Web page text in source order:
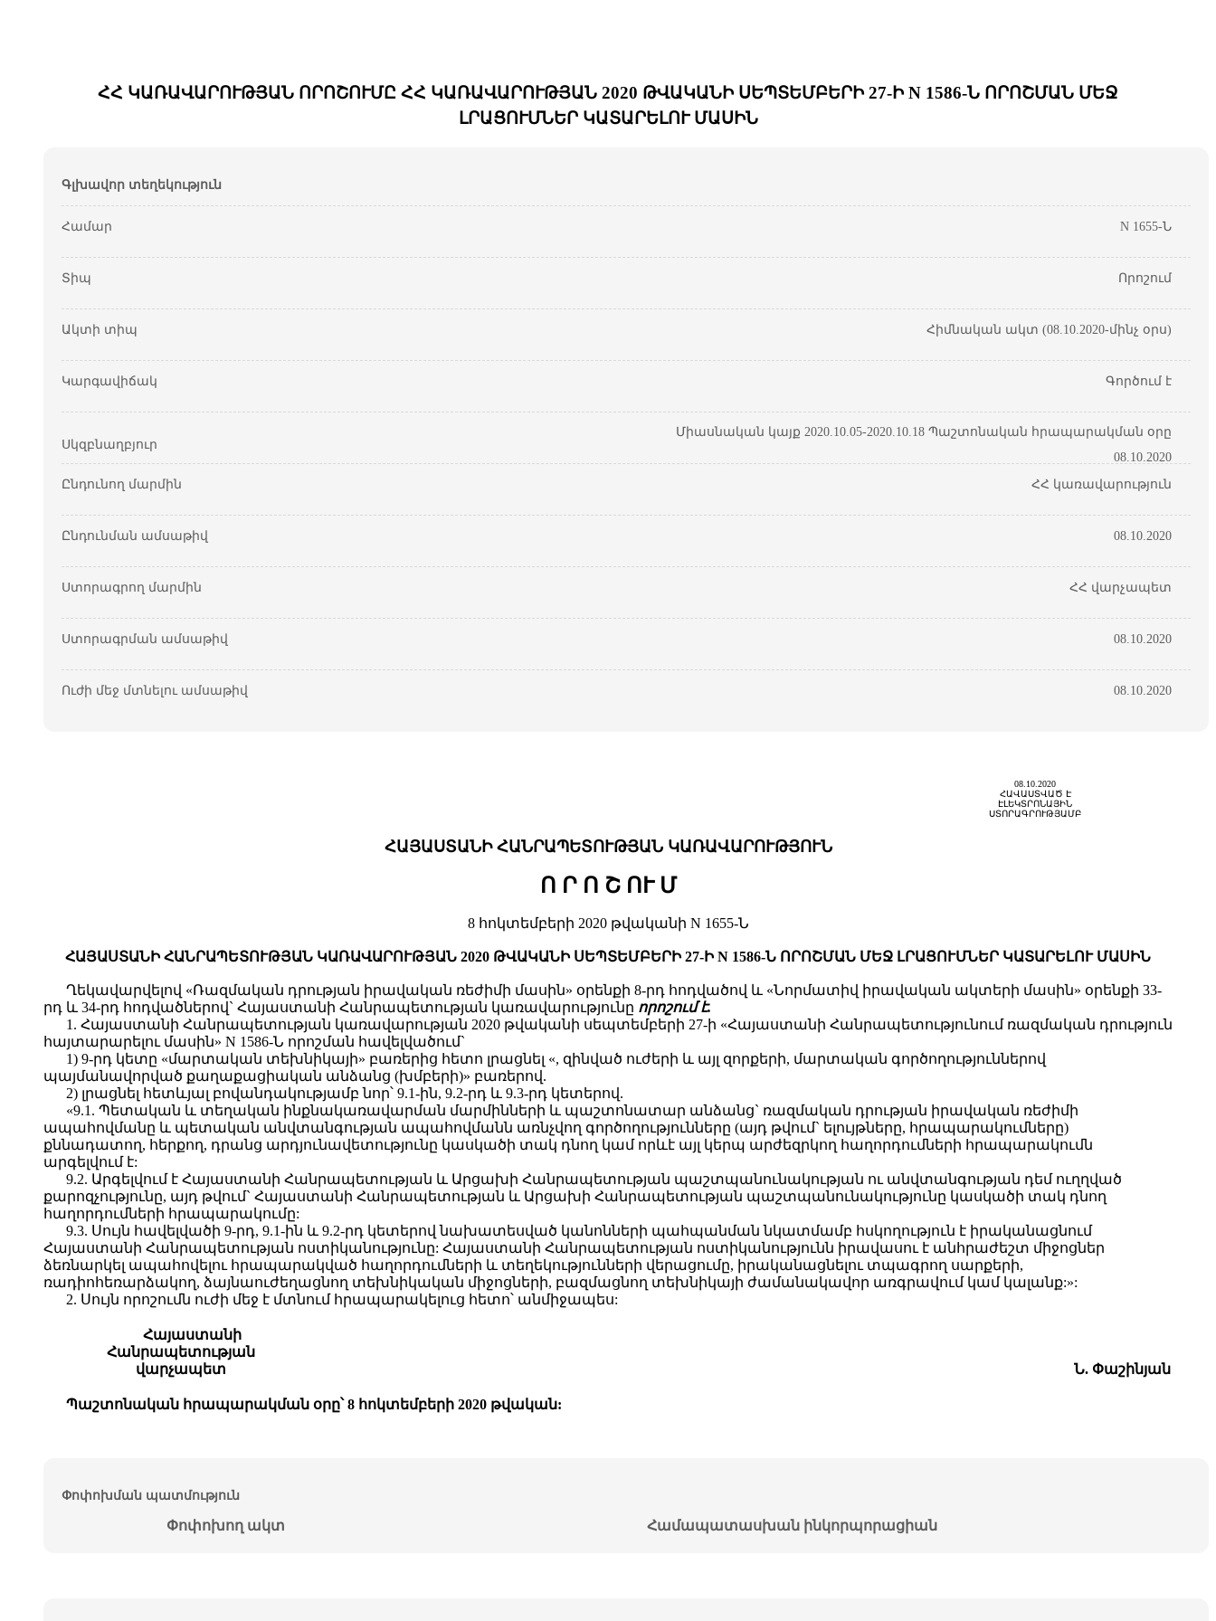
ՀՀ ԿԱՌԱՎԱՐՈՒԹՅԱՆ ՈՐՈՇՈՒՄԸ ՀՀ ԿԱՌԱՎԱՐՈՒԹՅԱՆ 2020 ԹՎԱԿԱՆԻ ՍԵՊՏԵՄԲԵՐԻ 27-Ի N 1586-Ն ՈՐՈՇՄԱՆ ՄԵՋ
ԼՐԱՑՈՒՄՆԵՐ ԿԱՏԱՐԵԼՈՒ ՄԱՍԻՆ
Գլխավոր տեղեկություն
Համար N 1655-Ն
Տիպ Որոշում
Ակտի տիպ Հիմնական ակտ (08.10.2020-մինչ օրս)
Կարգավիճակ Գործում է
Սկզբնաղբյուր
Միասնական կայք 2020.10.05-2020.10.18 Պաշտոնական հրապարակման օրը
08.10.2020
Ընդունող մարմին
ՀՀ կառավարություն
Ընդունման ամսաթիվ 08.10.2020
Ստորագրող մարմին ՀՀ վարչապետ
Ստորագրման ամսաթիվ 08.10.2020
Ուժի մեջ մտնելու ամսաթիվ 08.10.2020
08.10.2020
ՀԱՎԱՍՏՎԱԾ Է
ԷԼԵԿՏՐՈՆԱՅԻՆ
ՍՏՈՐԱԳՐՈՒԹՅԱՄԲ
ՀԱՅԱՍՏԱՆԻՀԱՆՐԱՊԵՏՈՒԹՅԱՆ ԿԱՌԱՎԱՐՈՒԹՅՈՒՆ
Ո Ր Ո Շ ՈՒ Մ
8 հոկտեմբերի 2020 թվականի N 1655-Ն
ՀԱՅԱՍՏԱՆԻ ՀԱՆՐԱՊԵՏՈՒԹՅԱՆ ԿԱՌԱՎԱՐՈՒԹՅԱՆ 2020 ԹՎԱԿԱՆԻ ՍԵՊՏԵՄԲԵՐԻ 27-Ի N 1586-Ն ՈՐՈՇՄԱՆ ՄԵՋ ԼՐԱՑՈՒՄՆԵՐ ԿԱՏԱՐԵԼՈՒ ՄԱՍԻՆ
Ղեկավարվելով «Ռազմական դրության իրավական ռեժիմի մասին» օրենքի 8-րդ հոդվածով և «Նորմատիվ իրավական ակտերի մասին» օրենքի 33-
րդ և 34-րդ հոդվածներով` Հայաստանի Հանրապետության կառավարությունը որոշում է.
1. Հայաստանի Հանրապետության կառավարության 2020 թվականի սեպտեմբերի 27-ի «Հայաստանի Հանրապետությունում ռազմական դրություն
հայտարարելու մասին» N 1586-Ն որոշման հավելվածում`
1) 9-րդ կետը «մարտական տեխնիկայի» բառերից հետո լրացնել «, զինված ուժերի և այլ զորքերի, մարտական գործողություններով
պայմանավորված քաղաքացիական անձանց (խմբերի)» բառերով.
2) լրացնել հետևյալ բովանդակությամբ նոր՝ 9.1-ին, 9.2-րդ և 9.3-րդ կետերով.
«9.1. Պետական և տեղական ինքնակառավարման մարմինների և պաշտոնատար անձանց` ռազմական դրության իրավական ռեժիմի
ապահովմանը և պետական անվտանգության ապահովմանն առնչվող գործողությունները (այդ թվում` ելույթները, հրապարակումները)
քննադատող, հերքող, դրանց արդյունավետությունը կասկածի տակ դնող կամ որևէ այլ կերպ արժեզրկող հաղորդումների հրապարակումն
արգելվում է:
9.2. Արգելվում է Հայաստանի Հանրապետության և Արցախի Հանրապետության պաշտպանունակության ու անվտանգության դեմ ուղղված
քարոզչությունը, այդ թվում` Հայաստանի Հանրապետության և Արցախի Հանրապետության պաշտպանունակությունը կասկածի տակ դնող
հաղորդումների հրապարակումը:
9.3. Սույն հավելվածի 9-րդ, 9.1-ին և 9.2-րդ կետերով նախատեսված կանոնների պահպանման նկատմամբ հսկողություն է իրականացնում
Հայաստանի Հանրապետության ոստիկանությունը: Հայաստանի Հանրապետության ոստիկանությունն իրավասու է անհրաժեշտ միջոցներ
ձեռնարկել ապահովելու հրապարակված հաղորդումների և տեղեկությունների վերացումը, իրականացնելու տպագրող սարքերի,
ռադիոհեռարձակող, ձայնաուժեղացնող տեխնիկական միջոցների, բազմացնող տեխնիկայի ժամանակավոր առգրավում կամ կալանք:»:
2. Սույն որոշումն ուժի մեջ է մտնում հրապարակելուց հետո՝ անմիջապես:
Հայաստանի
Հանրապետության
վարչապետ
Ն. Փաշինյան
Պաշտոնական հրապարակման օրը՝ 8 հոկտեմբերի 2020 թվական:
Փոփոխման պատմություն
Փոփոխող ակտ Համապատասխան ինկորպորացիան